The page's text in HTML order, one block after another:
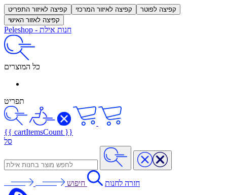
קפיצה לאיזור התפריט קפיצה לאיזור המרכזי
קפיצה לפוטר
קפיצה לאזור האישי
Peleshop - חנות אילת
כל המוצרים
תפריט
{{ cartItemsCount }}
סל
חזרה לחנות חיפוש